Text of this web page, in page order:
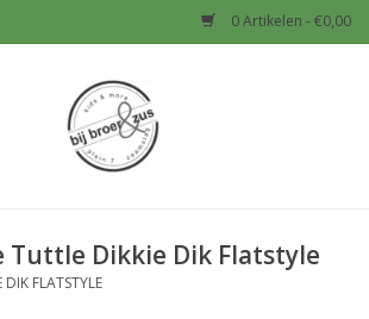
0 Artikelen - €0,00
Tuttle Dikkie Dik Flatstyle
FLATSTYLE